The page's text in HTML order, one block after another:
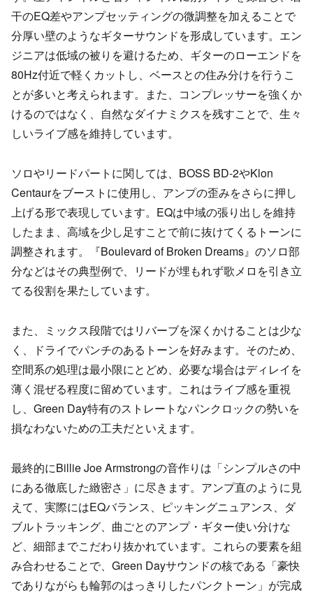
干のEQ差やアンプセッティングの微調整を加えることで
分厚い壁のようなギターサウンドを形成しています。エン
ジニアは低域の被りを避けるため、ギターのローエンドを
80Hz付近で軽くカットし、ベースとの住み分けを行うこ
とが多いと考えられます。また、コンプレッサーを強くか
けるのではなく、自然なダイナミクスを残すことで、生々
しいライブ感を維持しています。
ソロやリードパートに関しては、BOSS BD-2やKlon
Centaurをブーストに使用し、アンプの歪みをさらに押し
上げる形で表現しています。EQは中域の張り出しを維持
したまま、高域を少し足すことで前に抜けてくるトーンに
調整されます。『Boulevard of Broken Dreams』のソロ部
分などはその典型例で、リードが埋もれず歌メロを引き立
てる役割を果たしています。
また、ミックス段階ではリバーブを深くかけることは少な
く、ドライでパンチのあるトーンを好みます。そのため、
空間系の処理は最小限にとどめ、必要な場合はディレイを
薄く混ぜる程度に留めています。これはライブ感を重視
し、Green Day特有のストレートなパンクロックの勢いを
損なわないための工夫だといえます。
最終的にBillie Joe Armstrongの音作りは「シンプルさの中
にある徹底した緻密さ」に尽きます。アンプ直のように見
えて、実際にはEQバランス、ピッキングニュアンス、ダ
ブルトラッキング、曲ごとのアンプ・ギター使い分けな
ど、細部までこだわり抜かれています。これらの要素を組
み合わせることで、Green Dayサウンドの核である「豪快
でありながらも輪郭のはっきりしたパンクトーン」が完成